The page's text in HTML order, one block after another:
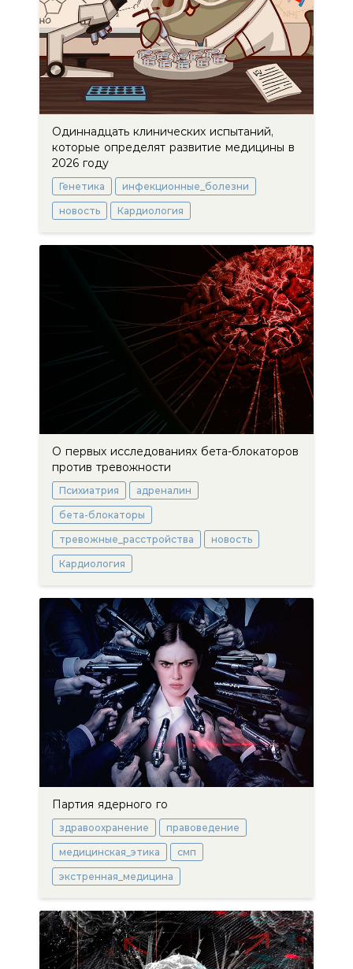
Одиннадцать клинических испытаний,
которые определят развитие медицины в
2026 году
Генетика инфекционные_болезни
новость Кардиология
О первых исследованиях бета-блокаторов
против тревожности
Психиатрия адреналин
бета-блокаторы
тревожные_расстройства новость
Кардиология
Партия ядерного го
здравоохранение правоведение
медицинская_этика смп
экстренная_медицина